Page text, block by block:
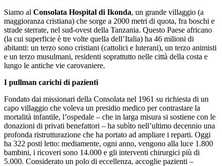
Siamo al Consolata Hospital di Ikonda, un grande villaggio (a
maggioranza cristiana) che sorge a 2000 metri di quota, fra boschi e
strade sterrate, nel sud-ovest della Tanzania. Questo Paese africano
(la cui superficie è tre volte quella dell’Italia) ha 46 milioni di
abitanti: un terzo sono cristiani (cattolici e luterani), un terzo animisti
e un terzo musulmani, residenti soprattutto nelle città della costa e
lungo le antiche vie carovaniere.
I pullman carichi di pazienti
Fondato dai missionari della Consolata nel 1961 su richiesta di un
capo villaggio che voleva un presidio medico per contrastare la
mortalità infantile, l’ospedale – che in larga misura si sostiene con le
donazioni di privati benefattori – ha subìto nell’ultimo decennio una
profonda ristrutturazione che ha portato ad ampliare i reparti. Oggi
ha 322 posti letto: mediamente, ogni anno, vengono alla luce 1.800
bambini, i ricoveri sono 14.000 e gli interventi chirurgici più di
5.000. Considerato un polo di eccellenza, accoglie pazienti –